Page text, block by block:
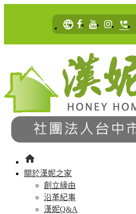
language perm_phone_msg
home
關於漢妮之家
創立緣由
沿革紀事
漢妮Q&A